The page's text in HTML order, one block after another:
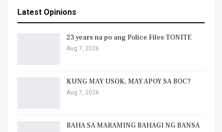
Latest Opinions
23 years na po ang Police Files TONITE
Aug 7, 2026
KUNG MAY USOK, MAY APOY SA BOC?
Aug 7, 2026
BAHA SA MARAMING BAHAGI NG BANSA